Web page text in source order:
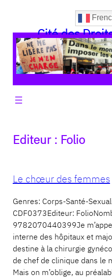
contenu Cité des
Editeur : Folio
Le chœur des femmes
Genres: Corps-Santé-
CDF0373Editeur:
9782070440399Je
interne des hôpitaux et
destine à la chirurgie
de chef de clinique dans le
Mais on m’oblige, au